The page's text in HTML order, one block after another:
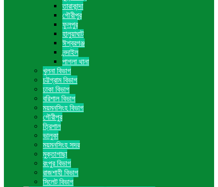
তারাকান্দা
গৌরীপুর
ফুলপুর
হালুয়াঘাট
ঈশ্বরগঞ্জ
নন্দাইল
পাগলা থানা
খুলনা বিভাগ
চট্টগ্রাম বিভাগ
ঢাকা বিভাগ
বরিশাল বিভাগ
ময়মনসিংহ বিভাগ
গৌরীপুর
ত্রিশাল
ভালুকা
ময়মনসিংহ সদর
মুক্তাগাছা
রংপুর বিভাগ
রাজশাহী বিভাগ
সিলেট বিভাগ